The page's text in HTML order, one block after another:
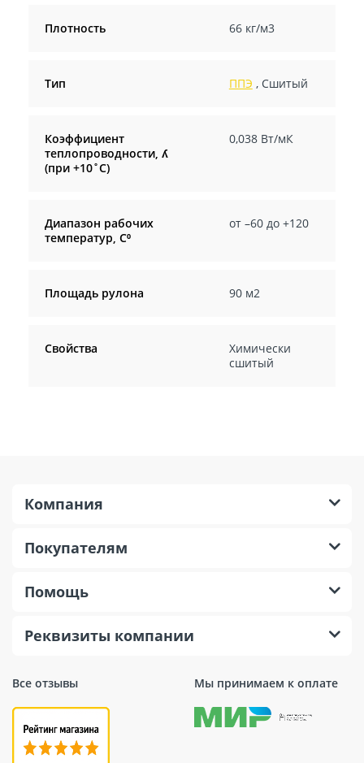
Плотность 66 кг/м3
Тип ППЭ , Сшитый
Коэффициент
теплопроводности, ʎ
(при +10˚С)
0,038 Вт/мК
Диапазон рабочих
температур, С⁰
от –60 до +120
Площадь рулона 90 м2
Свойства
Химически
сшитый
Все отзывы Мы принимаем к оплате
Компания
Покупателям
Помощь
Реквизиты компании